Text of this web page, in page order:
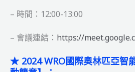
– 時間：12:00-13:00
– 會議連結： https://
★ 2024 WRO國際奧林匹亞智